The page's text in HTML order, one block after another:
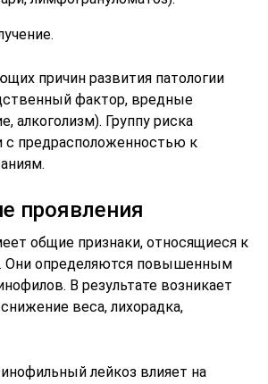
причин развития патологии
фактор, вредные
алкоголизм). Группу риска
предрасположенностью к
проявления
общие признаки, относящиеся к
Они определяются повышенным
В результате возникает
веса, лихорадка,
лейкоз влияет на